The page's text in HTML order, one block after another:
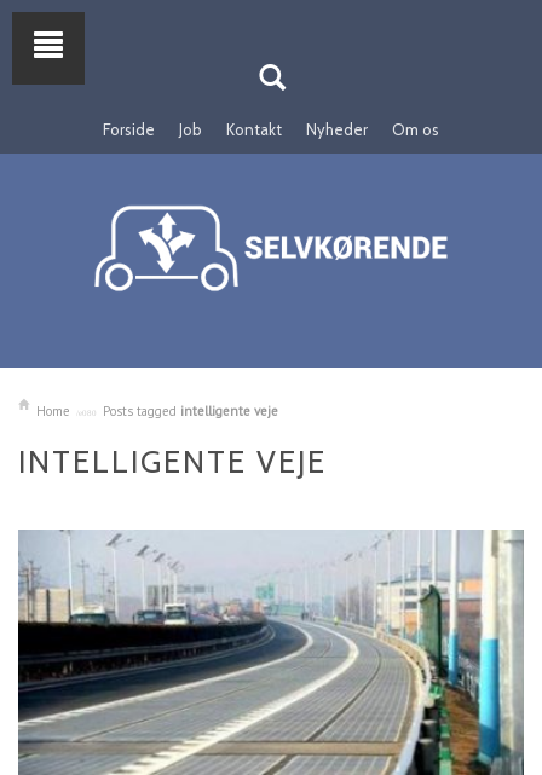
Forside Job Kontakt Nyheder Om os
Home Posts tagged intelligente veje
INTELLIGENTE VEJE
LÆS MERE